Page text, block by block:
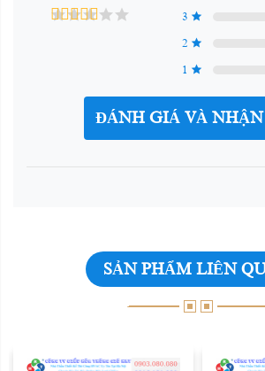
3
2
1
ĐÁNH GIÁ VÀ
SẢN PHẨM LIÊN